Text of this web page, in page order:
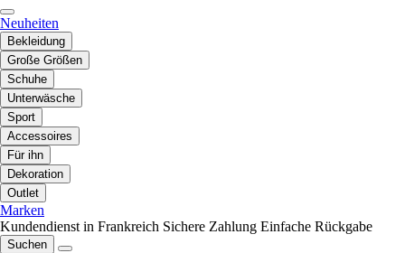
Neuheiten
Bekleidung
Große Größen
Schuhe
Unterwäsche
Sport
Accessoires
Für ihn
Dekoration
Outlet
Marken
Kundendienst in Frankreich Sichere Zahlung Einfache Rückgabe
Suchen